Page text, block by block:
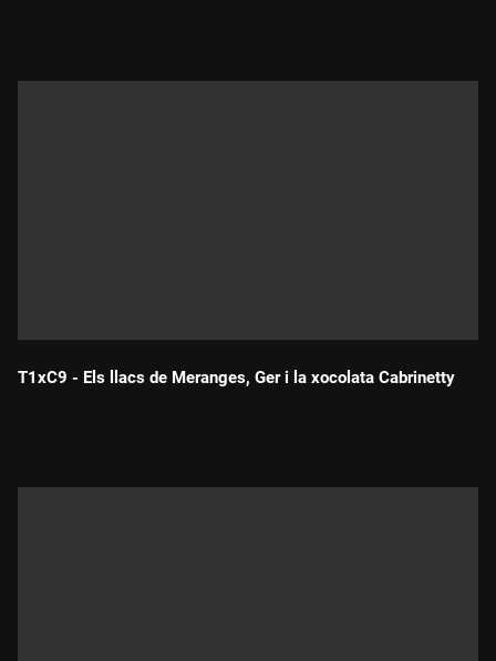
T1xC9 - Els llacs de Meranges, Ger i la xocolata Cabrinetty